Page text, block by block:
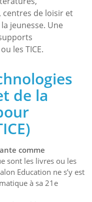
centres de loisir et
jeunesse. Une
les TICE.
de la
comme
sont les livres ou les
Education ne s’y est
à sa 21e